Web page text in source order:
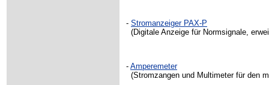
- StromanzeigerPAX-P
(Digitale Anzeige für Normsignale,
- Amperemeter
(Stromzangen und Multimeter für den